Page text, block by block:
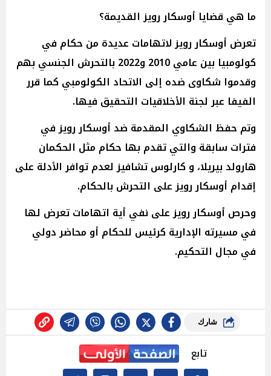
ما هي قضايا أوسكار رويز القديمة؟
تعرض أوسكار رويز لاتهامات عديدة من حكام في
كولومبيا بين عامي 2010 و2022 بالتحرش الجنسي بهم
وقدموا شكاوى ضده إلى الاتحاد الكولومبي كما قرر
الفيفا عبر لجنة الأخلاقيات التحقيق فيها.
وتم حفظ الشكاوي المقدمة ضد أوسكار رويز في
فترات سابقة والتي تقدم بها حكام مثل الحكمان
هارولد بيريلا، و كارلوس تشافيز لعدم توافر الأدلة على
إقدام أوسكار رويز على التحرش بالحكام.
وحرص أوسكار رويز على نفي أية اتهامات تعرض لها
في مسيرته الإدارية كرئيس للحكام أو محاضر دولي
في مجال التحكيم.
شارك
تابع